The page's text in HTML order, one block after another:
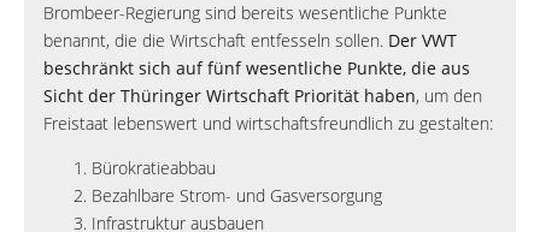
Brombeer-Regierung sind bereits wesentliche Punkte
benannt, die die Wirtschaft entfesseln sollen. Der VWT
beschränkt sich auf fünf wesentliche Punkte, die aus
Sicht der Thüringer Wirtschaft Priorität haben, um den
Freistaat lebenswert und wirtschaftsfreundlich zu gestalten:
Bürokratieabbau
Bezahlbare Strom- und Gasversorgung
Infrastruktur ausbauen